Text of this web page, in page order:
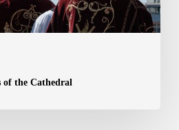
of the Cathedral